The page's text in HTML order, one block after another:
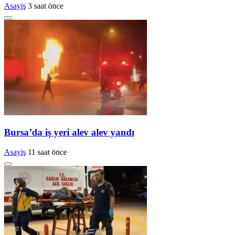
Asayiş 3 saat önce
Bursa’da iş yeri alev alev yandı
Asayiş 11 saat önce